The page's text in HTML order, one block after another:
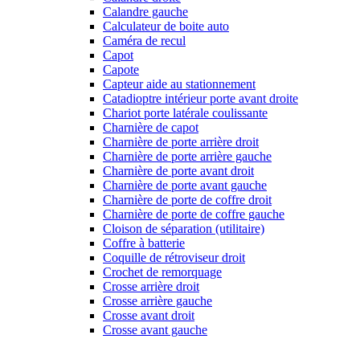
Calandre gauche
Calculateur de boite auto
Caméra de recul
Capot
Capote
Capteur aide au stationnement
Catadioptre intérieur porte avant droite
Chariot porte latérale coulissante
Charnière de capot
Charnière de porte arrière droit
Charnière de porte arrière gauche
Charnière de porte avant droit
Charnière de porte avant gauche
Charnière de porte de coffre droit
Charnière de porte de coffre gauche
Cloison de séparation (utilitaire)
Coffre à batterie
Coquille de rétroviseur droit
Crochet de remorquage
Crosse arrière droit
Crosse arrière gauche
Crosse avant droit
Crosse avant gauche